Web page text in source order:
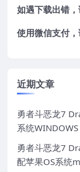
如遇下载出错
使用微信支付
近期文章
勇者斗恶龙7
系统WINDOWS
勇者斗恶龙7
配苹果OS系统